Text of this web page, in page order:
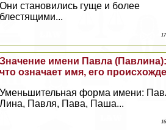
Они становились гуще и более
блестящими...
Значение имени Павла
что означает имя, его
Уменьшительная форма имени:
Лина, Павля, Пава, Паша...